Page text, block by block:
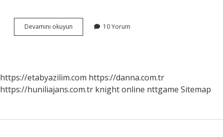
Devamını okuyun Bebeklerde
Alerji
Geçer
10 Yorum
https://etabyazilim.com https://danna.com.tr
https://huniliajans.com.tr knight online nttgame Sitemap